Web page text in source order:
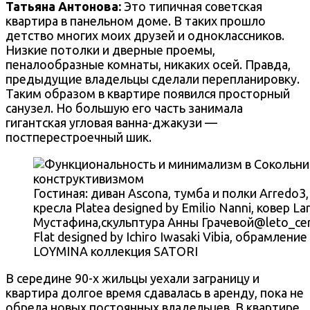
Татьяна Антонова: Это типичная советская
квартира в панельном доме. В таких прошло
детство многих моих друзей и одноклассников.
Низкие потолки и дверные проемы,
пеналообразные комнаты, никаких осей. Правда,
предыдущие владельцы сделали перепланировку.
Таким образом в квартире появился просторный
санузел. Но большую его часть занимала
гигантская угловая ванна-джакузи —
постперестроечный шик.
Гостиная: диван Ascona, тумба и полки
кресла Platea designed by Emilio Nanni, ковер
Мустафина,скульптура Анны
Flat designed by Ichiro Iwasaki Vibia,
LOYMINA коллекция SATORI
В середине 90-х жильцы уехали заграницу и
квартира долгое время сдавалась в аренду, пока не